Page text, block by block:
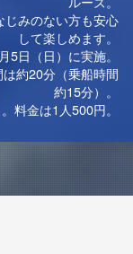
みのない方も安心
して楽しめます。
日（日）に実施。
約20分（乗船時間
約15分）。
料金は1人500円。